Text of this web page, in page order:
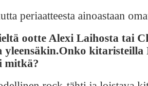
periaatteesta ainoastaan
ootte Alexi Laihosta tai
yleensäkin.Onko kitaristeilla
mitkä?